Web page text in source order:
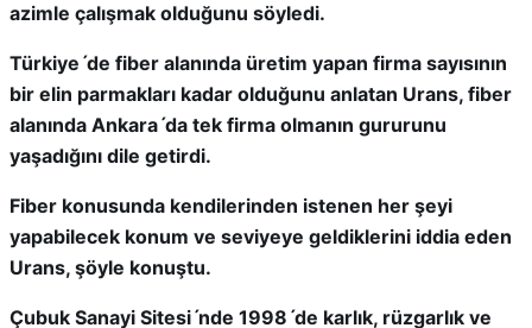
azimle çalışmak olduğunu söyledi.
Türkiyeˊde fiber alanında üretim yapan firma sayısının
bir elin parmakları kadar olduğunu anlatan Urans, fiber
alanında Ankaraˊda tek firma olmanın gururunu
yaşadığını dile getirdi.
Fiber konusunda kendilerinden istenen her şeyi
yapabilecek konum ve seviyeye geldiklerini iddia eden
Urans, şöyle konuştu.
Çubuk Sanayi Sitesiˊnde 1998ˊde karlık, rüzgarlık ve